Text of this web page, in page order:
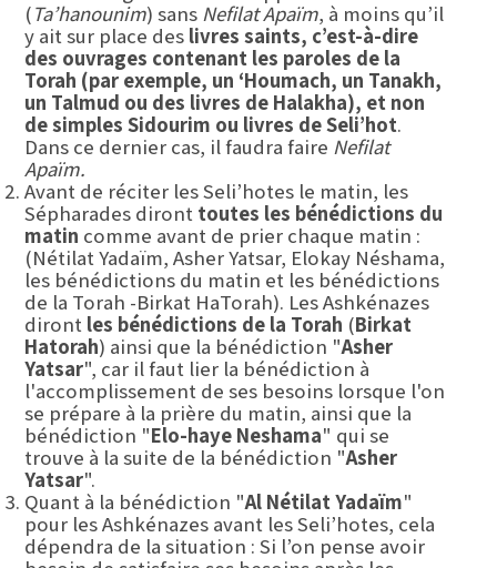
(Ta’hanounim) sans Nefilat Apaïm, à moins qu’il
y ait sur place des livres saints, c’est-à-dire
des ouvrages contenant les paroles de la
Torah (par exemple, un ‘Houmach, un Tanakh,
un Talmud ou des livres de Halakha), et non
de simples Sidourim ou livres de Seli’hot.
Dans ce dernier cas, il faudra faire Nefilat
Apaïm.
Avant de réciter les Seli’hotes le matin, les
Sépharades diront toutes les bénédictions du
matin comme avant de prier chaque matin :
(Nétilat Yadaïm, Asher Yatsar, Elokay Néshama,
les bénédictions du matin et les bénédictions
de la Torah -Birkat HaTorah). Les Ashkénazes
diront les bénédictions de la Torah (Birkat
Hatorah) ainsi que la bénédiction "Asher
Yatsar", car il faut lier la bénédiction à
l'accomplissement de ses besoins lorsque l'on
se prépare à la prière du matin, ainsi que la
bénédiction "Elo-haye Neshama" qui se
trouve à la suite de la bénédiction "Asher
Yatsar".
Quant à la bénédiction "Al Nétilat Yadaïm"
pour les Ashkénazes avant les Seli’hotes, cela
dépendra de la situation : Si l’on pense avoir